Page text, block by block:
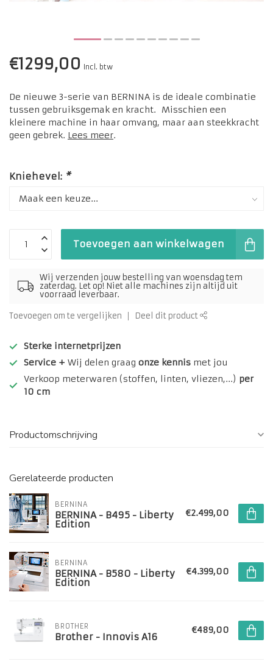
€1299,00 Incl. btw
De nieuwe 3-serie van BERNINA is de ideale combinatie
tussen gebruiksgemak en kracht. Misschien een
kleinere machine in haar omvang, maar aan steekkracht
geen gebrek. Lees meer.
Kniehevel: *
Toevoegen aan winkelwagen
Wij verzenden jouw bestelling van woensdag tem
zaterdag. Let op! Niet alle machines zijn altijd uit
voorraad leverbaar.
Toevoegen om te vergelijken Deel dit product
Sterke internetprijzen
Service + Wij delen graag onze kennis met jou
Verkoop meterwaren (stoffen, linten, vliezen,...) per
10 cm
Productomschrijving
Gerelateerde producten
BERNINA
BERNINA - B495 - Liberty
Edition
€2.499,00
BERNINA
BERNINA - B580 - Liberty
Edition
€4.399,00
BROTHER
Brother - Innovis A16
€489,00